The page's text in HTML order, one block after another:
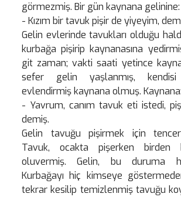
görmezmiş. Bir gün kaynana gelinine:
- Kızım bir tavuk pişir de yiyeyim,
Gelin evlerinde tavukları olduğu
kurbağa pişirip kaynanasına
git zaman; vakti saati yetince
sefer gelin yaşlanmış,
evlendirmiş kaynana olmuş. Kaynana:
- Yavrum, canım tavuk eti istedi,
demiş.
Gelin tavuğu pişirmek için
Tavuk, ocakta pişerken birden
oluvermiş. Gelin, bu duruma
Kurbağayı hiç kimseye
tekrar kesilip temizlenmiş tavuğu